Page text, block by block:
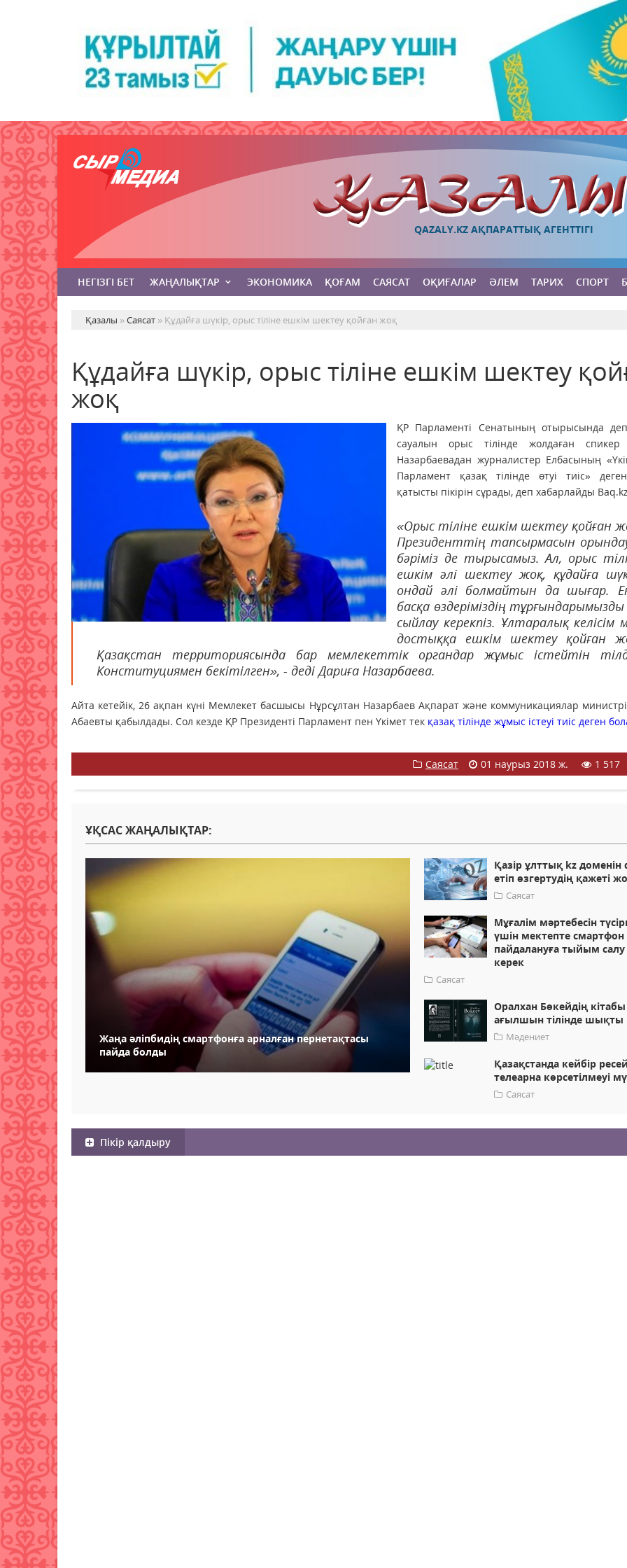
QAZALY.KZ АҚПАРАТТЫҚ АГЕНТТІГІ
НЕГІЗГІ БЕТ ЖАҢАЛЫҚТАР ЭКОНОМИКА ҚОҒАМ САЯСАТ ОҚИҒАЛАР ӘЛЕМ ТАРИХ СПОРТ
Қазалы »Саясат » Құдайға шүкір, орыс тіліне ешкім шектеу қойған жоқ
Құдайға шүкір, орыс тіліне ешкім шектеу
жоқ
ҚР Парламенті Сенатының отырысында
сауалын орыс тілінде жолдаған спикер
Назарбаевадан журналистер Елбасының
Парламент қазақ тілінде өтуі тиіс»
қатысты пікірін сұрады, деп хабарлайды Baq.kz
«Орыс тіліне ешкім шектеу қойған
Президенттің тапсырмасын
бәріміз де тырысамыз. Ал, орыс
ешкім әлі шектеу жоқ, құдайға
ондай әлі болмайтын да шығар.
басқа өздеріміздің
сыйлау керекпіз. Ұлтаралық келісім
достыққа ешкім шектеу қойған
Қазақстан территориясында бар мемлекеттік органдар жұмыс істейтін
Конституциямен бекітілген», - деді Дариға Назарбаева.
Айта кетейік, 26 ақпан күні Мемлекет басшысы Нұрсұлтан Назарбаев Ақпарат және коммуникациялар
Абаевты қабылдады. Сол кезде ҚР Президенті Парламент пен Үкімет тек қазақ тілінде жұмыс істеуі тиіс деген
Саясат
01 наурыз 2018 ж. 1 517
ҰҚСАС ЖАҢАЛЫҚТАР:
Жаңа әліпбидің смартфонға арналған пернетақтасы
пайда болды
Қазір ұлттық kz доменін
етіп өзгертудің қажеті
Саясат
Мұғалім мәртебесін
үшін мектепте смартфон
пайдалануға тыйым салу
керек
Саясат
Оралхан Бөкейдің кітабы
ағылшын тілінде шықты
Мәдениет
Қазақстанда кейбір
телеарна көрсетілмеуі
Саясат
Пікір қалдыру